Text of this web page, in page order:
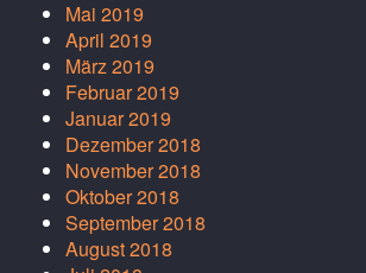
Mai 2019
April 2019
März 2019
Februar 2019
Januar 2019
Dezember 2018
November 2018
Oktober 2018
September 2018
August 2018